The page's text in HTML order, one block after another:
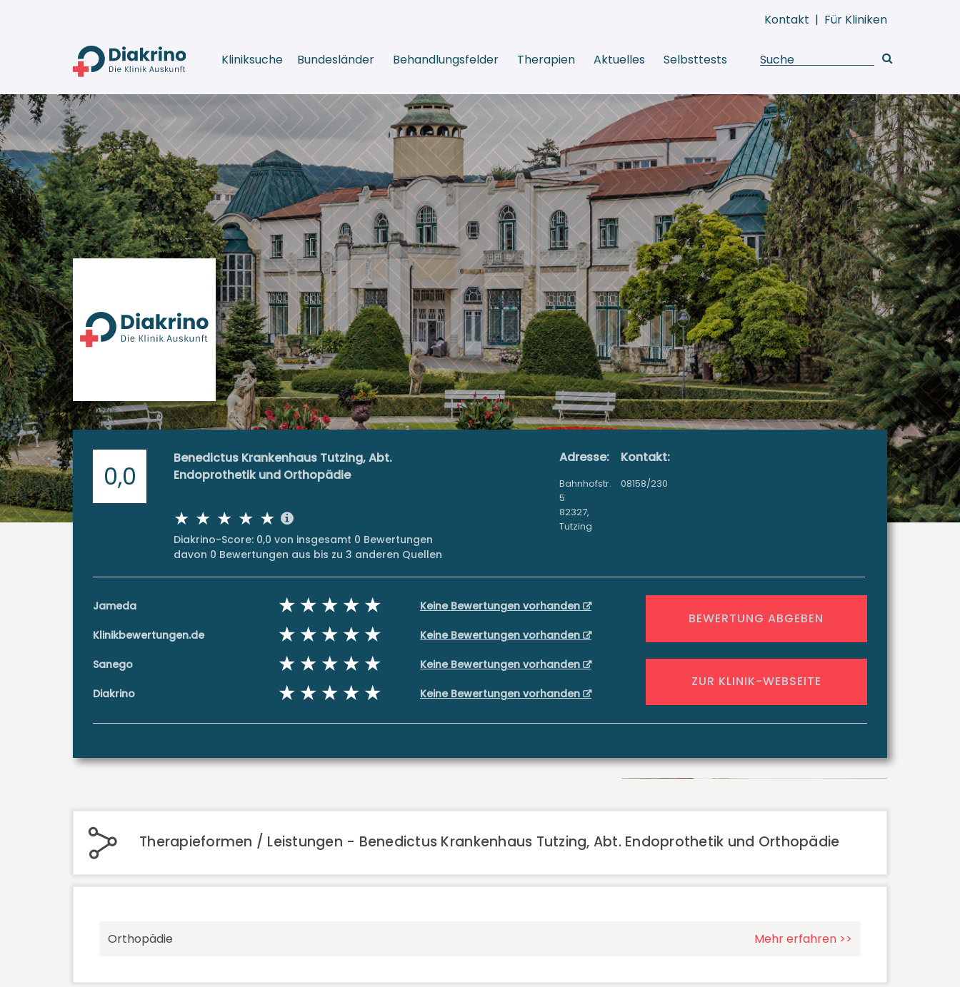
Kontakt | Für Kliniken
Kliniksuche Bundesländer Behandlungsfelder Therapien Aktuelles Selbsttests
0,0
Benedictus Krankenhaus Tutzing, Abt.
Endoprothetik und Orthopädie
Diakrino-Score: 0,0 von insgesamt 0 Bewertungen
davon 0 Bewertungen aus bis zu 3 anderen Quellen
Adresse:
Bahnhofstr.
5
82327,
Tutzing
Kontakt:
08158/230
Jameda Keine Bewertungen vorhanden
Klinikbewertungen.de Keine Bewertungen vorhanden
Sanego Keine Bewertungen vorhanden
Diakrino Keine Bewertungen vorhanden
BEWERTUNG ABGEBEN
ZUR KLINIK-WEBSEITE
Therapieformen / Leistungen - Benedictus Krankenhaus Tutzing, Abt. Endoprothetik und Orthopädie
Orthopädie Mehr erfahren >>